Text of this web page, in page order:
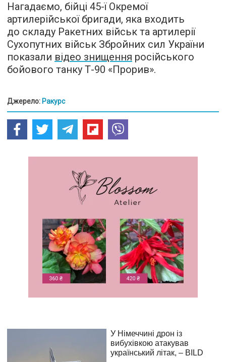
Нагадаємо, бійці 45-ї Окремої
артилерійської бригади, яка входить
до складу Ракетних військ та артилерії
Сухопутних військ Збройних сил України
показали відео знищення російського
бойового танку Т-90 «Прорив».
Джерело: Ракурс